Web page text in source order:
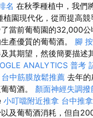
名 在秋季種植中，我們
園現代化，從而提高競
當前葡萄園的32,000公
產優質的葡萄酒。 腳
其期望，然後簡要描
ANALYTICS 普考
台中筋膜放鬆推薦 去年
萄酒。 顏面神經失調撥
小叮噹附近推拿 台中推
及葡萄酒消耗，但自